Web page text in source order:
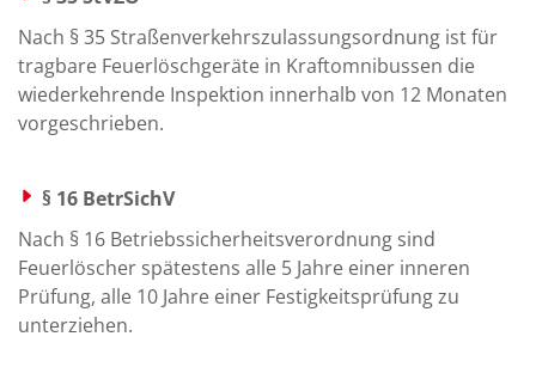
Nach § 35 Straßenverkehrszulassungsordnung ist für
tragbare Feuerlöschgeräte in Kraftomnibussen die
wiederkehrende Inspektion innerhalb von 12 Monaten
vorgeschrieben.
§ 16 BetrSichV
Nach § 16 Betriebssicherheitsverordnung sind
Feuerlöscher spätestens alle 5 Jahre einer inneren
Prüfung, alle 10 Jahre einer Festigkeitsprüfung zu
unterziehen.